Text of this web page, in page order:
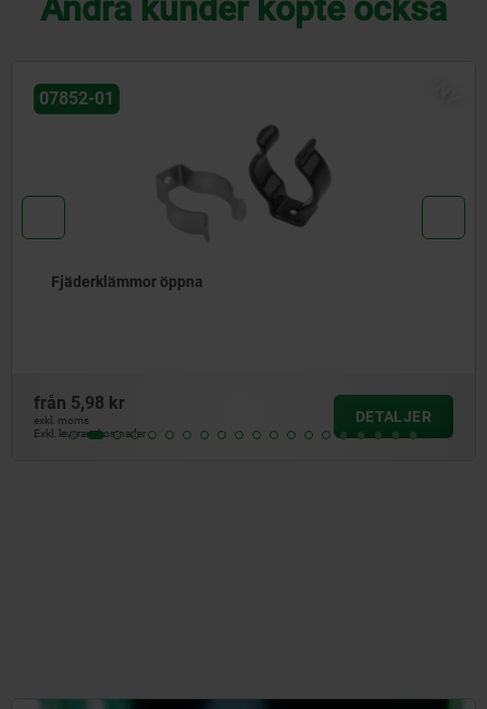
Andra kunder köpte också
07852
Fjäderklämmor stängda
från6,65 kr
exkl. moms
Exkl. leveranskostnader
DETALJER